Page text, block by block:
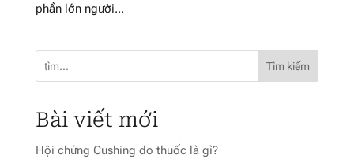
phần lớn người...
Tìm kiếm
Bài viết mới
Hội chứng Cushing do thuốc là gì?